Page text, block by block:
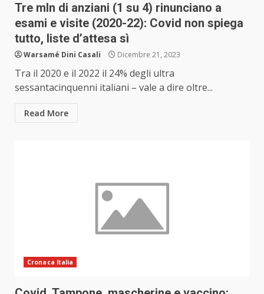
Tre mln di anziani (1 su 4) rinunciano a
esami e visite (2020-22): Covid non spiega
tutto, liste d’attesa sì
Warsamé Dini Casali Dicembre 21, 2023
Tra il 2020 e il 2022 il 24% degli ultra
sessantacinquenni italiani – vale a dire oltre...
Read More
Cronaca Italia